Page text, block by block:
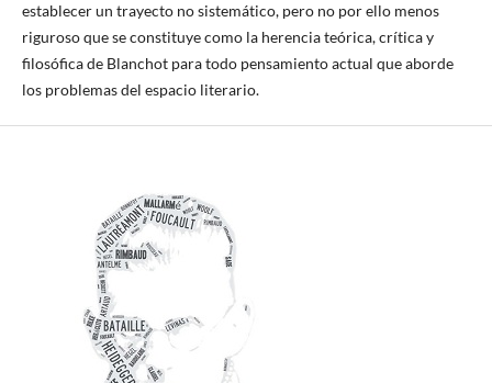
establecer un trayecto no sistemático, pero no por ello menos
riguroso que se constituye como la herencia teórica, crítica y
filosófica de Blanchot para todo pensamiento actual que aborde
los problemas del espacio literario.